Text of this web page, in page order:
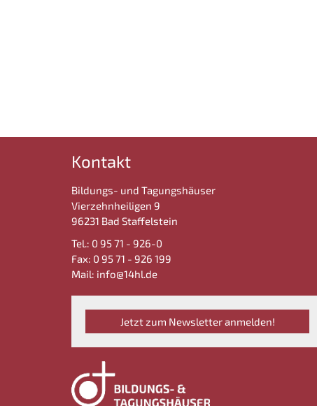
Kontakt
Bildungs- und Tagungshäuser
Vierzehnheiligen 9
96231 Bad Staffelstein
Tel.: 0 95 71 - 926-0
Fax: 0 95 71 - 926 199
Mail: info@14hl.de
Jetzt zum Newsletter anmelden!